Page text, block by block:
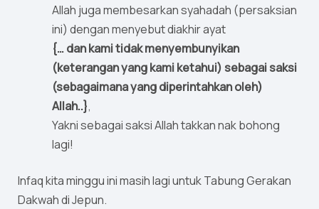
Allah juga membesarkan syahadah (persaksian
ini) dengan menyebut diakhir ayat
{… dan kami tidak menyembunyikan
(keterangan yang kami ketahui) sebagai saksi
(sebagaimana yang diperintahkan oleh)
Allah..},
Yakni sebagai saksi Allah takkan nak bohong
lagi!
Infaq kita minggu ini masih lagi untuk Tabung Gerakan
Dakwah di Jepun.